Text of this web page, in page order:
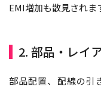
EMI増加も散見されま
2. 部品・レイ
部品配置、配線の引